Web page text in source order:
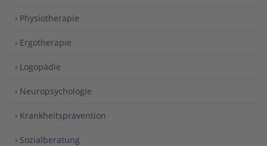
› Physiotherapie
› Ergotherapie
› Logopädie
› Neuropsychologie
› Krankheitsprävention
› Sozialberatung